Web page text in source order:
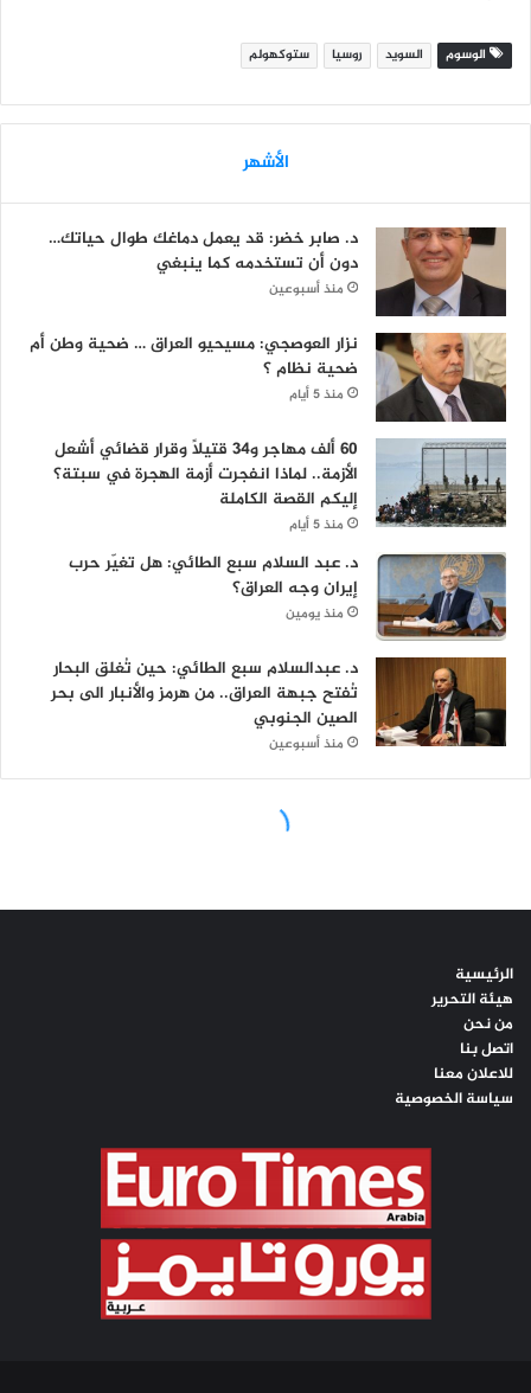
الرئيسية
هيئة التحرير
من نحن
اتصل بنا
للاعلان معنا
سياسة الخصوصية